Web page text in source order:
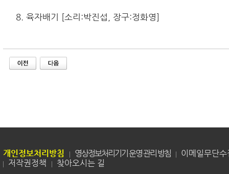
8. 육자배기 [소리:박진섭, 장구:정화영]
개인정보처리방침 영상정보처리기기 운영 관리 방침
이메일무단
저작권정책
찾아오시는 길